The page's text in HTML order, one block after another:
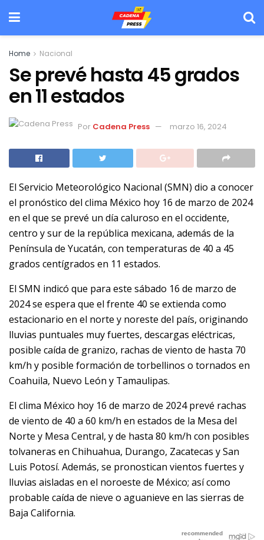
Home Nacional
Se prevé hasta 45 grados
en 11 estados
Por Cadena Press marzo 16, 2024
El Servicio Meteorológico Nacional (SMN) dio a conocer
el pronóstico del clima México hoy 16 de marzo de 2024
en el que se prevé un día caluroso en el occidente,
centro y sur de la república mexicana, además de la
Península de Yucatán, con temperaturas de 40 a 45
grados centígrados en 11 estados.
El SMN indicó que para este sábado 16 de marzo de
2024 se espera que el frente 40 se extienda como
estacionario en el norte y noreste del país, originando
lluvias puntuales muy fuertes, descargas eléctricas,
posible caída de granizo, rachas de viento de hasta 70
km/h y posible formación de torbellinos o tornados en
Coahuila, Nuevo León y Tamaulipas.
El clima México hoy 16 de marzo de 2024 prevé rachas
de viento de 40 a 60 km/h en estados de la Mesa del
Norte y Mesa Central, y de hasta 80 km/h con posibles
tolvaneras en Chihuahua, Durango, Zacatecas y San
Luis Potosí. Además, se pronostican vientos fuertes y
lluvias aisladas en el noroeste de México; así como
probable caída de nieve o aguanieve en las sierras de
Baja California.